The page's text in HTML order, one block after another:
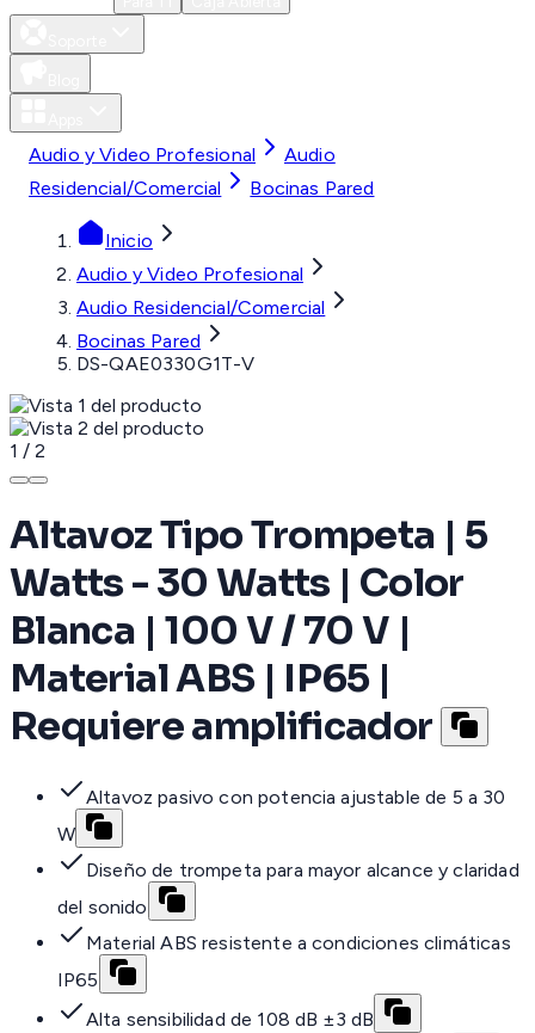
Audio y Video Profesional
Audio
Residencial/Comercial
Bocinas Pared
Inicio
Audio y Video Profesional
Audio Residencial/Comercial
Bocinas Pared
DS-QAE0330G1T-V
1 / 2
Altavoz Tipo Trompeta | 5
Watts - 30 Watts | Color
Blanca | 100 V / 70 V |
Material ABS | IP65 |
Requiere amplificador
Altavoz pasivo con potencia ajustable de 5 a 30
W
Diseño de trompeta para mayor alcance y claridad
del sonido
Material ABS resistente a condiciones climáticas
IP65
Alta sensibilidad de 108 dB ±3 dB